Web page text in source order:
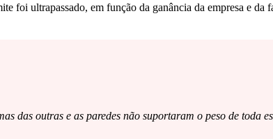
foi ultrapassado, em função da ganância da empresa e da
das outras e as paredes não suportaram o peso de toda